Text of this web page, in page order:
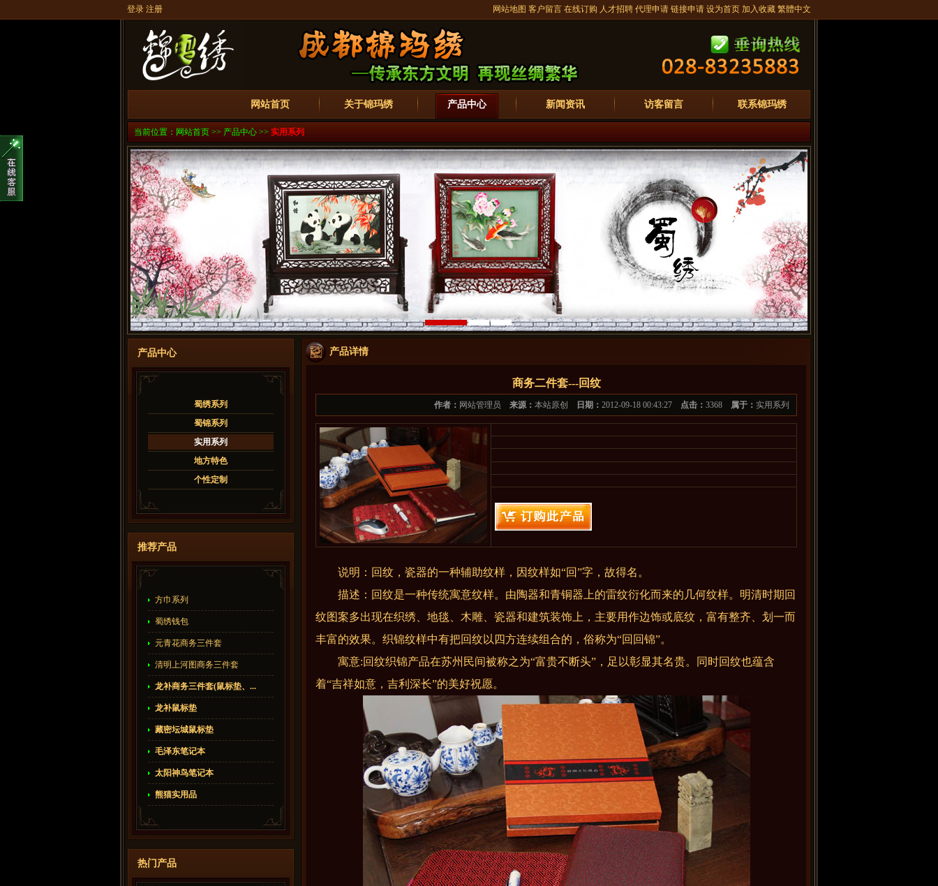
登录 注册 网站地图 客户留言 在线订购 人才招聘 代理申请 链接申请 设为首页 加入收藏 繁體中文
联系锦玛绣
访客留言
新闻资讯
产品中心
关于锦玛绣
网站首页
当前位置： 网站首页 >> 产品中心 >> 实用系列
产品中心
蜀绣系列
蜀锦系列
实用系列
地方特色
个性定制
推荐产品
方巾系列
蜀绣钱包
元青花商务三件套
清明上河图商务三件套
龙补商务三件套(鼠标垫、...
龙补鼠标垫
藏密坛城鼠标垫
毛泽东笔记本
太阳神鸟笔记本
熊猫实用品
热门产品
产品详情
商务二件套---回纹
作者： 网站管理员 来源： 本站原创 日期： 2012-09-18 00:43:27 点击： 3368 属于： 实用系列
说明：回纹，瓷器的一种辅助纹样，因纹样如“回”字，故得名。
描述：回纹是一种传统寓意纹样。由陶器和青铜器上的雷纹衍化而来的几何纹样。明清时期回
纹图案多出现在织绣、地毯、木雕、瓷器和建筑装饰上，主要用作边饰或底纹，富有整齐、划一而
丰富的效果。织锦纹样中有把回纹以四方连续组合的，俗称为“回回锦”。
寓意:回纹织锦产品在苏州民间被称之为“富贵不断头”，足以彰显其名贵。同时回纹也蕴含
着“吉祥如意，吉利深长”的美好祝愿。